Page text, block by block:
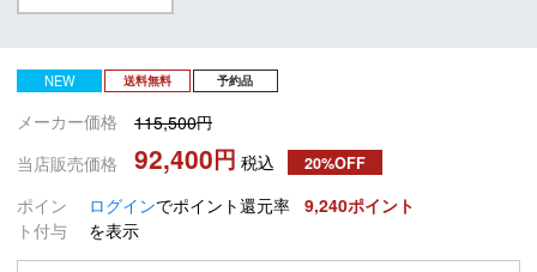
NEW 送料無料 予約品
メーカー価格
115,500
当店販売価格
92,400 税込 20%OFF
ポイン
ト付与
ログインでポイント還元率
を表示
9,240